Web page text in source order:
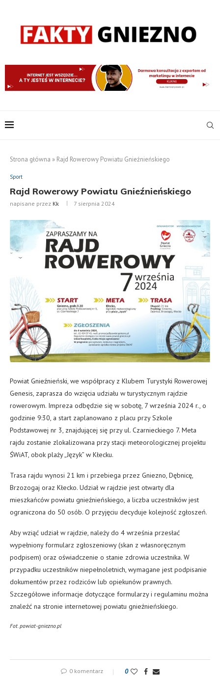
Strona główna » Rajd Rowerowy Powiatu Gnieźnieńskiego
Sport
Rajd Rowerowy Powiatu Gnieźnieńskiego
napisane przez Kk 7 sierpnia 2024
Powiat Gnieźnieński, we współpracy z Klubem Turystyki Rowerowej
Genesis, zaprasza do wzięcia udziału w turystycznym rajdzie
rowerowym. Impreza odbędzie się w sobotę, 7 września 2024 r., o
godzinie 9:30, a start zaplanowano z placu przy Szkole
Podstawowej nr 3, znajdującej się przy ul. Czarnieckiego 7. Meta
rajdu zostanie zlokalizowana przy stacji meteorologicznej projektu
ŚWiAT, obok plaży „Język” w Kłecku.
Trasa rajdu wynosi 21 km i przebiega przez Gniezno, Dębnicę,
Brzozogaj oraz Kłecko. Udział w rajdzie jest otwarty dla
mieszkańców powiatu gnieźnieńskiego, a liczba uczestników jest
ograniczona do 50 osób. O przyjęciu decyduje kolejność zgłoszeń.
Aby wziąć udział w rajdzie, należy do 4 września przesłać
wypełniony formularz zgłoszeniowy (skan z własnoręcznym
podpisem) oraz oświadczenie o stanie zdrowia uczestnika. W
przypadku uczestników niepełnoletnich, wymagane jest podpisanie
dokumentów przez rodziców lub opiekunów prawnych.
Szczegółowe informacje dotyczące formularzy i regulaminu można
znaleźć na stronie internetowej powiatu gnieźnieńskiego.
Fot. powiat-gniezno.pl
0 komentarz 0